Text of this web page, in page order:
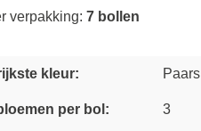
verpakking: 7 bollen
kleur: Paars
per bol: 3
Ontvang